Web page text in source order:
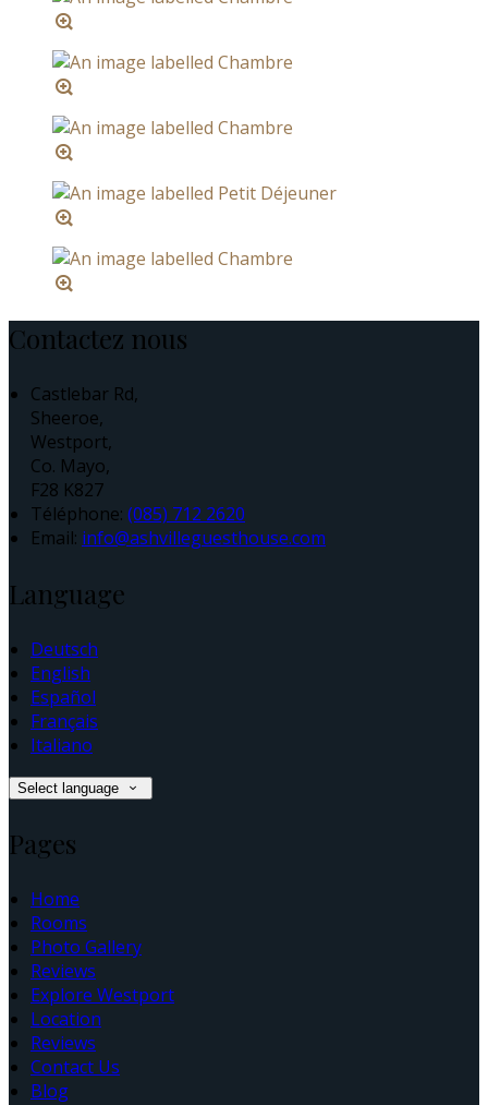
Contactez nous
Castlebar Rd,
Sheeroe,
Westport,
Co. Mayo,
F28 K827
Téléphone: (085) 712 2620
Email: info@ashvilleguesthouse.com
Language
Deutsch
English
Español
Français
Italiano
Select language
Pages
Home
Rooms
Photo Gallery
Reviews
Explore Westport
Location
Reviews
Contact Us
Blog